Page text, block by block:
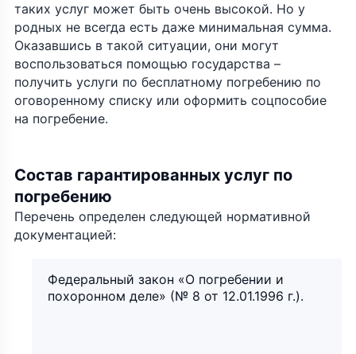
таких услуг может быть очень высокой. Но у
родных не всегда есть даже минимальная сумма.
Оказавшись в такой ситуации, они могут
воспользоваться помощью государства –
получить услуги по бесплатному погребению по
оговоренному списку или оформить соцпособие
на погребение.
Состав гарантированных услуг по
погребению
Перечень определен следующей нормативной
документацией:
Федеральный закон «О погребении и
похоронном деле» (№ 8 от 12.01.1996 г.).